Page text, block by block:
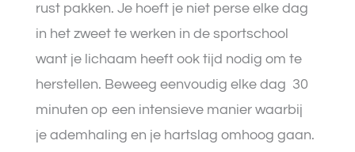
rust pakken. Je hoeft je niet perse elke dag
in het zweet te werken in de sportschool
want je lichaam heeft ook tijd nodig om te
herstellen. Beweeg eenvoudig elke dag 30
minuten op een intensieve manier waarbij
je ademhaling en je hartslag omhoog gaan.